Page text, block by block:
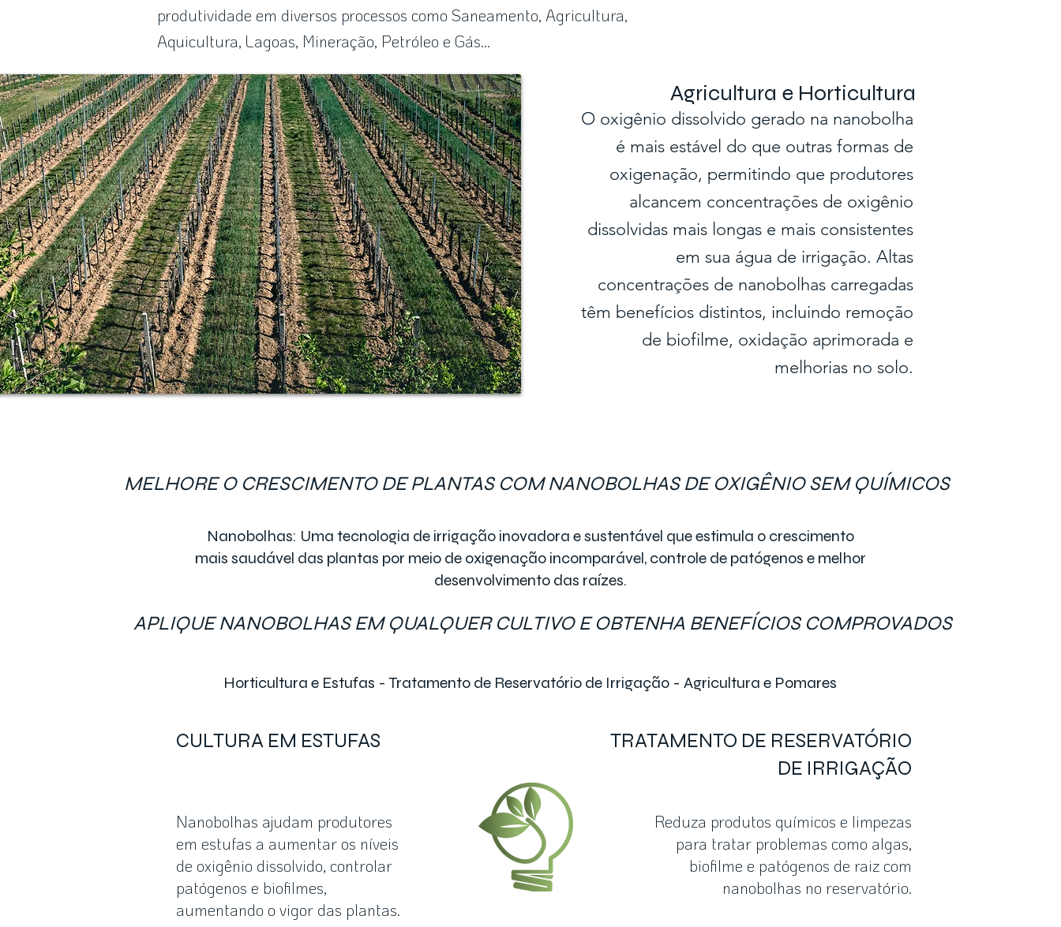
produtividade em diversos processos como Saneamento, Agricultura,
Aquicultura, Lagoas, Mineração, Petróleo e Gás...
Agricultura e Horticultura
O oxigênio dissolvido gerado na nanobolha
é mais estável do que outras formas de
oxigenação, permitindo que produtores
alcancem concentrações de oxigênio
dissolvidas mais longas e mais consistentes
em sua água de irrigação. Altas
concentrações de nanobolhas carregadas
têm benefícios distintos, incluindo remoção
de biofilme, oxidação aprimorada e
melhorias no solo.
MELHORE O CRESCIMENTO DE PLANTAS COM NANOBOLHAS DE OXIGÊNIO SEM QUÍMICOS
Nanobolhas: Uma tecnologia de irrigação inovadora e sustentável que estimula o crescimento
mais saudável das plantas por meio de oxigenação incomparável, controle de patógenos e melhor
desenvolvimento das raízes.
APLIQUE NANOBOLHAS EM QUALQUER CULTIVO E OBTENHA BENEFÍCIOS COMPROVADOS
Horticultura e Estufas - Tratamento de Reservatório de Irrigação - Agricultura e Pomares
CULTURA EM ESTUFAS
TRATAMENTO DE RESERVATÓRIO
DE IRRIGAÇÃO
Nanobolhas ajudam produtores
em estufas a aumentar os níveis
de oxigênio dissolvido, controlar
patógenos e biofilmes,
aumentando o vigor das plantas.
Reduza produtos químicos e limpezas
para tratar problemas como algas,
biofilme e patógenos de raiz com
nanobolhas no reservatório.